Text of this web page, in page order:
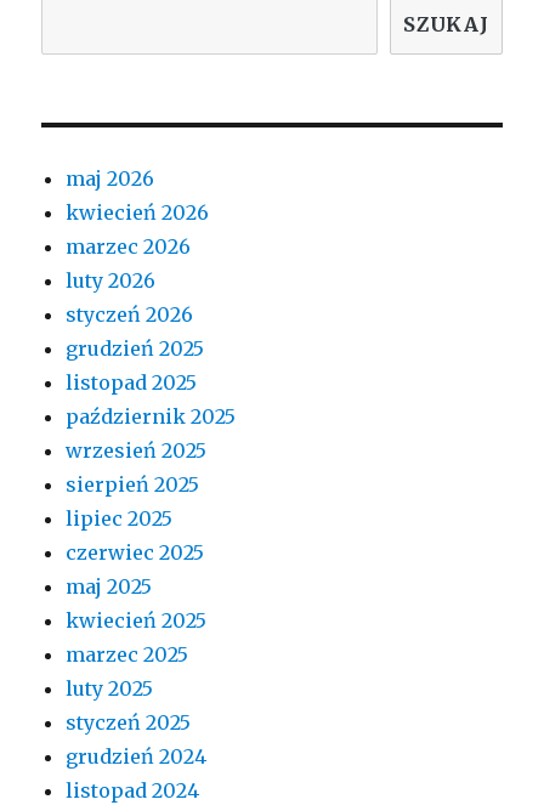
SZUKAJ
maj 2026
kwiecień 2026
marzec 2026
luty 2026
styczeń 2026
grudzień 2025
listopad 2025
październik 2025
wrzesień 2025
sierpień 2025
lipiec 2025
czerwiec 2025
maj 2025
kwiecień 2025
marzec 2025
luty 2025
styczeń 2025
grudzień 2024
listopad 2024